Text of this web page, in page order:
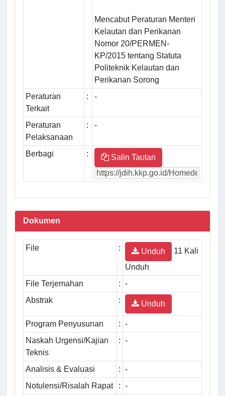
Mencabut Peraturan Menteri
Kelautan dan Perikanan
Nomor 20/PERMEN-
KP/2015 tentang Statuta
Politeknik Kelautan dan
Perikanan Sorong
Peraturan
Terkait
: -
Peraturan
Pelaksanaan
: -
Berbagi : Salin Tautan
Dokumen
File : Unduh
11 Kali
Unduh
File Terjemahan
: -
Abstrak
: Unduh
Program Penyusunan : -
Naskah Urgensi/Kajian
Teknis
: -
Analisis & Evaluasi : -
Notulensi/Risalah Rapat
: -